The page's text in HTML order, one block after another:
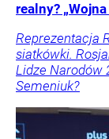
realny?
Reprezentacja
siatkówki.
Lidze Narodów
Semeniuk?